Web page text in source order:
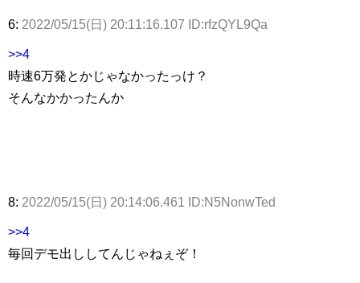
6: 2022/05/15(日) 20:11:16.107 ID:rfzQYL9Qa
>>4
時速6万発とかじゃなかったっけ？
そんなかかったんか
8: 2022/05/15(日) 20:14:06.461 ID:N5NonwTed
>>4
毎回デモ出ししてんじゃねぇぞ！